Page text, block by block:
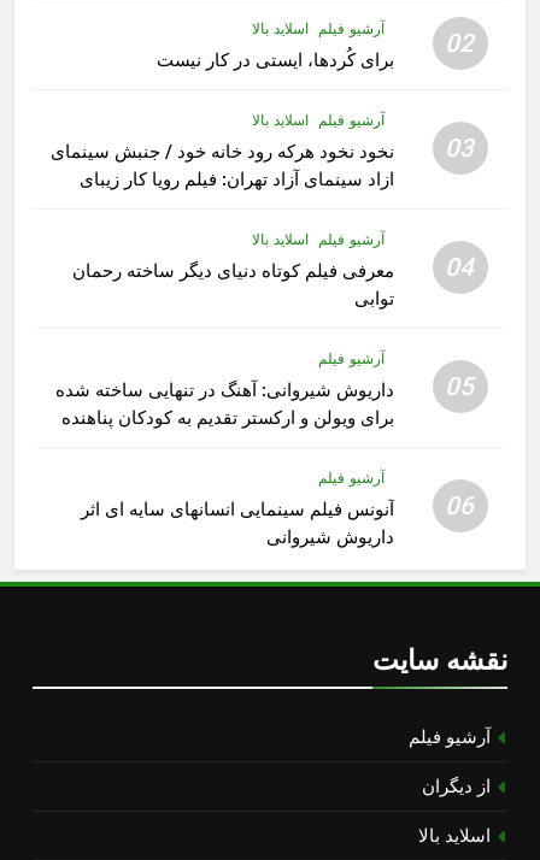
02 آرشیو فیلم اسلاید بالا
برای کُردها، ایستی در کار نیست
03
آرشیو فیلم اسلاید بالا
نخود نخود هرکه رود خانه خود / جنبش سینمای
ازاد سینمای آزاد تهران: فیلم رویا کار زیبای
04
آرشیو فیلم اسلاید بالا
معرفی فیلم کوتاه دنیای دیگر ساخته رحمان
توابی
05
آرشیو فیلم
داریوش شیروانی: آهنگ در تنهایی ساخته شده
برای ویولن و ارکستر تقدیم به کودکان پناهنده
06
آرشیو فیلم
آنونس فیلم سینمایی انسانهای سایه ای اثر
داریوش شیروانی
نقشه سایت
آرشیو فیلم
از دیگران
اسلاید بالا